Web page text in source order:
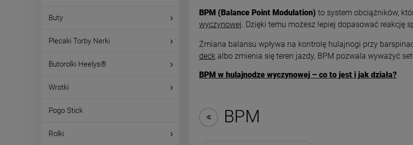
Buty
Plecaki Torby Nerki
Butorolki Heelys®
Wrotki
Pogo Stick
Rolki
BPM (Balance Point Modulation) to system obciążników,
wyczynowej . Dzięki temu możesz lepiej dopasować reakcję
Zmiana balansu wpływa na kontrolę hulajnogi przy
deck albo zmienia się teren jazdy, BPM pozwala wyważyć
BPM w hulajnodze wyczynowej – co to jest i jak działa?
BPM